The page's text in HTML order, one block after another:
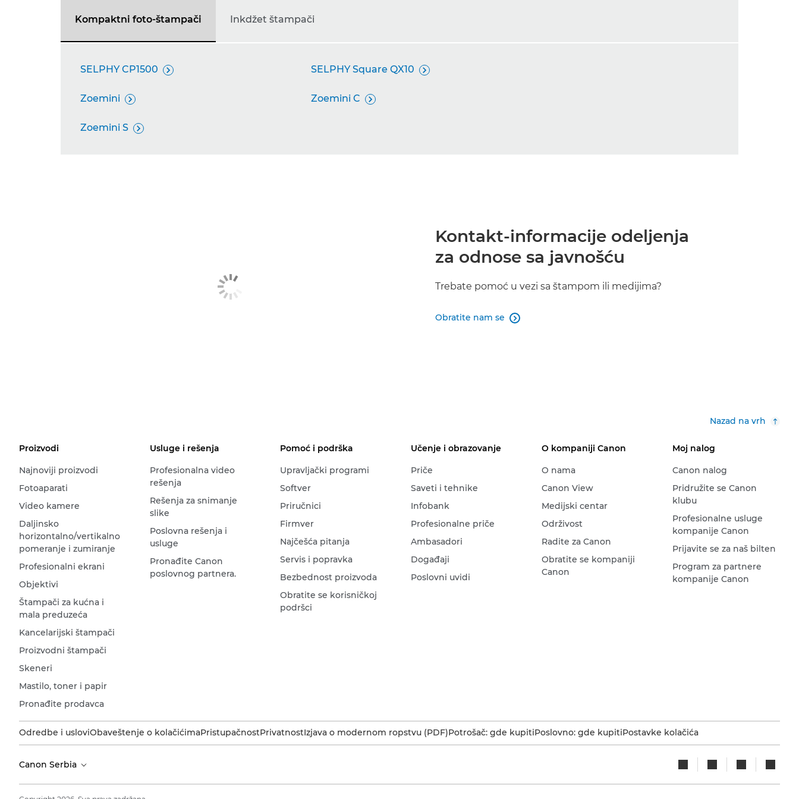
Kompaktni foto-štampači
SELPHY CP1500  SELPHY Square QX10 
Zoemini  Zoemini C 
Zoemini S 
Inkdžet štampači
Kontakt-informacije odeljenja
za odnose sa javnošću
Trebate pomoć u vezi sa štampom ili medijima?
Obratite nam se 
Nazad na vrh
Proizvodi
Najnoviji proizvodi
Fotoaparati
Video kamere
Daljinsko
horizontalno/vertikalno
pomeranje i zumiranje
Profesionalni ekrani
Objektivi
Štampači za kućna i
mala preduzeća
Kancelarijski štampači
Proizvodni štampači
Skeneri
Mastilo, toner i papir
Pronađite prodavca
Usluge i rešenja
Profesionalna video
rešenja
Rešenja za snimanje
slike
Poslovna rešenja i
usluge
Pronađite Canon
poslovnog partnera.
Pomoć i podrška
Upravljački programi
Softver
Priručnici
Firmver
Najčešća pitanja
Servis i popravka
Bezbednost proizvoda
Obratite se korisničkoj
podršci
Učenje i obrazovanje
Priče
Saveti i tehnike
Infobank
Profesionalne priče
Ambasadori
Događaji
Poslovni uvidi
O kompaniji Canon
O nama
Canon View
Medijski centar
Održivost
Radite za Canon
Obratite se kompaniji
Canon
Moj nalog
Canon nalog
Pridružite se Canon
klubu
Profesionalne usluge
kompanije Canon
Prijavite se za naš bilten
Program za partnere
kompanije Canon
Odredbe i usloviObaveštenje o kolačićimaPristupačnostPrivatnostIzjava o modernom ropstvu (PDF)Potrošač: gde kupitiPoslovno: gde kupitiPostavke kolačića
Canon Serbia